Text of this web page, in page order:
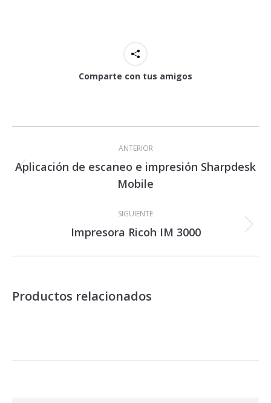
Comparte con tus amigos
Navegación
proyectos
ANTERIOR
Proyecto
anterior
Aplicación de escaneo e impresión Sharpdesk
Mobile
SIGUIENTE
Proyecto
Impresora Ricoh IM 3000
Productos relacionados